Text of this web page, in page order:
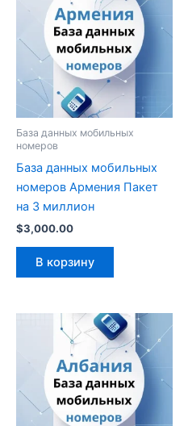
База данных мобильных
номеров
База данных мобильных
номеров Армения Пакет
на 3 миллион
$3,000.00
В корзину